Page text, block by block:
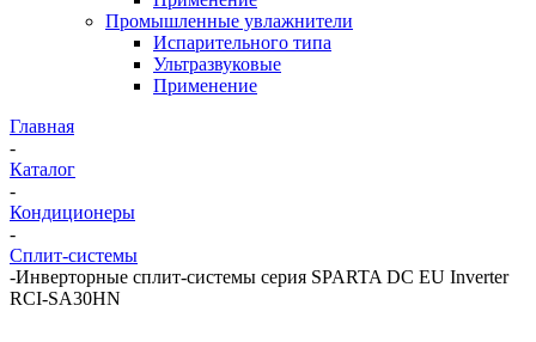
Промышленные увлажнители
Испарительного типа
Ультразвуковые
Применение
Главная
-
Каталог
-
Кондиционеры
-
Сплит-системы
-Инверторные сплит-системы серия SPARTA DC EU Inverter
RCI-SA30HN